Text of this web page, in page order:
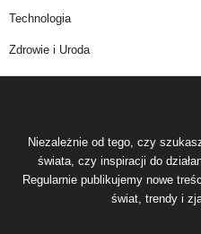
Technologia
Zdrowie i Uroda
Niezależnie od tego, czy
świata, czy inspiracji do
Regularnie publikujemy nowe
świat, trendy i